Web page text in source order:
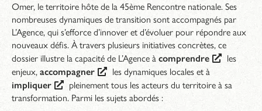
Omer, le territoire hôte de la 45ème Rencontre nationale. Ses
nombreuses dynamiques de transition sont accompagnés par
L’Agence, qui s’efforce d’innover et d’évoluer pour répondre aux
nouveaux défis. À travers plusieurs initiatives concrètes, ce
dossier illustre la capacité de L’Agence à comprendre
les
enjeux, accompagner
les dynamiques locales et à
impliquer
pleinement tous les acteurs du territoire à sa
transformation. Parmi les sujets abordés :